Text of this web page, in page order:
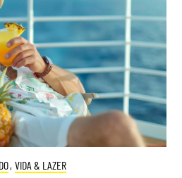
, VIDA & LAZER